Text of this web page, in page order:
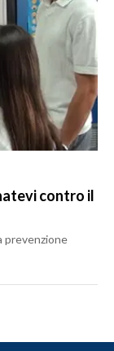
contro il
prevenzione